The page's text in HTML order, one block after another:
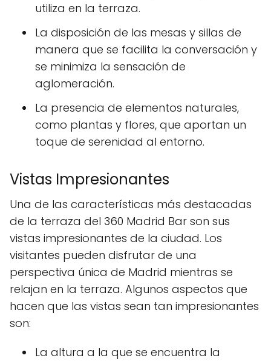
utiliza en la terraza.
La disposición de las mesas y sillas de
manera que se facilita la conversación y
se minimiza la sensación de
aglomeración.
La presencia de elementos naturales,
como plantas y flores, que aportan un
toque de serenidad al entorno.
Vistas Impresionantes
Una de las características más destacadas
de la terraza del 360 Madrid Bar son sus
vistas impresionantes de la ciudad. Los
visitantes pueden disfrutar de una
perspectiva única de Madrid mientras se
relajan en la terraza. Algunos aspectos que
hacen que las vistas sean tan impresionantes
son:
La altura a la que se encuentra la